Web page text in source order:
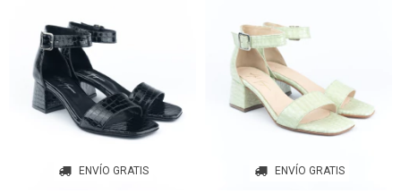
ENVÍO GRATIS ENVÍO GRATIS